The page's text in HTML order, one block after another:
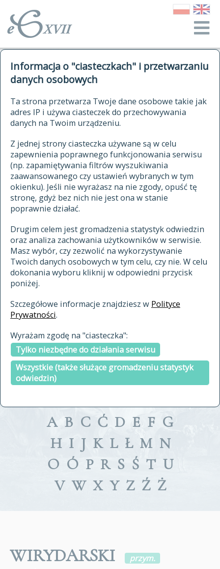
Informacja o "ciasteczkach" i przetwarzaniu
danych osobowych
Ta strona przetwarza Twoje dane osobowe takie jak
adres IP i używa ciasteczek do przechowywania
danych na Twoim urządzeniu.
Z jednej strony ciasteczka używane są w celu
zapewnienia poprawnego funkcjonowania serwisu
(np. zapamiętywania filtrów wyszukiwania
zaawansowanego czy ustawień wybranych w tym
okienku). Jeśli nie wyrażasz na nie zgody, opuść tę
stronę, gdyż bez nich nie jest ona w stanie
poprawnie działać.
Drugim celem jest gromadzenia statystyk odwiedzin
oraz analiza zachowania użytkowników w serwisie.
Masz wybór, czy zezwolić na wykorzystywanie
Twoich danych osobowych w tym celu, czy nie. W celu
dokonania wyboru kliknij w odpowiedni przycisk
poniżej.
Szczegółowe informacje znajdziesz w Polityce
Prywatności.
Wyrażam zgodę na "ciasteczka":
Tylko niezbędne do działania serwisu
Wszystkie (także służące gromadzeniu statystyk
odwiedzin)
autorzy Słownika
historia
publikacje
źródła
autorzy tekstów źródłowych
zasady opracowania
statystyki
najnowsze hasła
ostatnio zmodyfikowane hasła
materiały archiwalne
cytowanie
kontakt
kwerendy
jak cytować Słownik
ELEKTRONICZNY SŁOWNIK
JĘZYKA POLSKIEGO
XVII I XVIII WIEKU
znajdź hasła
zaczynające się od
indeksie
a fronte
a tergo
A B C Ć D E F G
H I J K L Ł M N
O Ó P R S Ś T U
V W X Y Z Ź Ż
WIRYDARSKI
przym.